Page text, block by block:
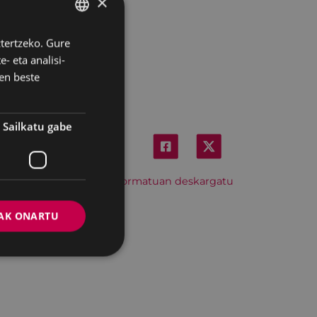
Hitzordu hau iCal formatuan deskargatu
BASQUE
SPANISH
Gure
eta analisi-
beste
Sailkatu gabe
ONARTU